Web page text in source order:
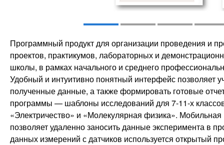
Программный продукт для организации проведения и
проектов, практикумов, лабораторных и
школы, в рамках начального и среднего
Удобный и интуитивно понятный интерфейс позволяет
полученные данные, а также формировать готовые
программы — шаблоны исследований для 7-11-х
«Электричество» и «Молекулярная физика». Мобильная
позволяет удаленно заносить данные эксперимента в
данных измерений с датчиков используется открытый